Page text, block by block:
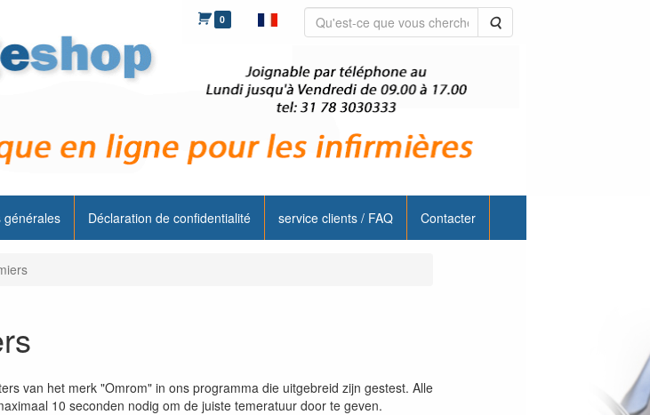
0 Rechercher
générales Déclaration de confidentialité service clients / FAQ Contacter
van het merk "Omrom" in ons programma die uitgebreid zijn gestest. Alle
10 seconden nodig om de juiste temeratuur door te geven.